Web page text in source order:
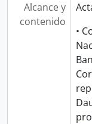
Alcance y
contenido
•